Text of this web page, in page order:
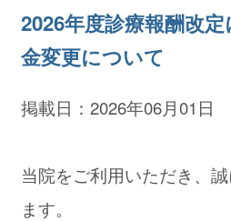
2026年度診療報酬改
金変更について
掲載日：2026年06月01日
当院をご利用いただき、
ます。